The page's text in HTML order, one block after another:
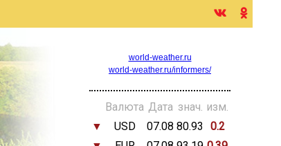
world-weather.ru
world-weather.ru/informers/
Валюта Дата знач. изм.
▼
USD 07.08 80.93
0.2